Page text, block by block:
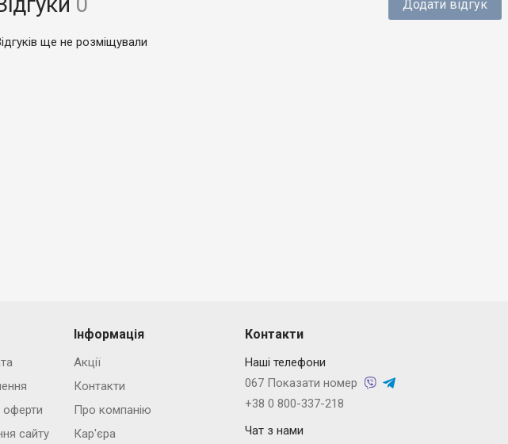
Додати відгук
ще не розміщували
оферти
сайту
Інформація
Акції
Контакти
Про компанію
Кар'єра
Контакти
Наші телефони
067 Показати номер
+38 0 800-337-218
Чат з нами